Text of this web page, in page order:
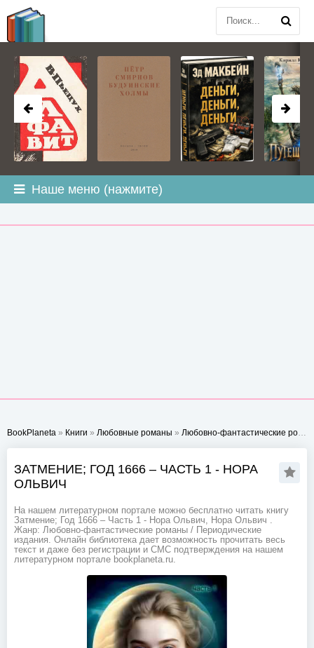
Наше меню (нажмите)
BookPlaneta » Книги » Любовные романы » Любовно-фантастические романы
ЗАТМЕНИЕ; ГОД 1666 – ЧАСТЬ 1 - НОРА
ОЛЬВИЧ
На нашем литературном портале можно бесплатно читать книгу
Затмение; Год 1666 – Часть 1 - Нора Ольвич, Нора Ольвич .
Жанр: Любовно-фантастические романы / Периодические
издания. Онлайн библиотека дает возможность прочитать весь
текст и даже без регистрации и СМС подтверждения на нашем
литературном портале bookplaneta.ru.
BOOKPLANETA.COM